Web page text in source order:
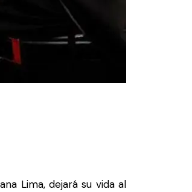
Lima, dejará su vida al